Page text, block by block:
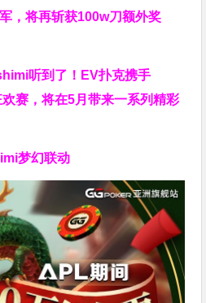
，将再斩获100w刀额外奖
听到了！EV扑克携手
赛，将在5月带来一系列精彩
梦幻联动